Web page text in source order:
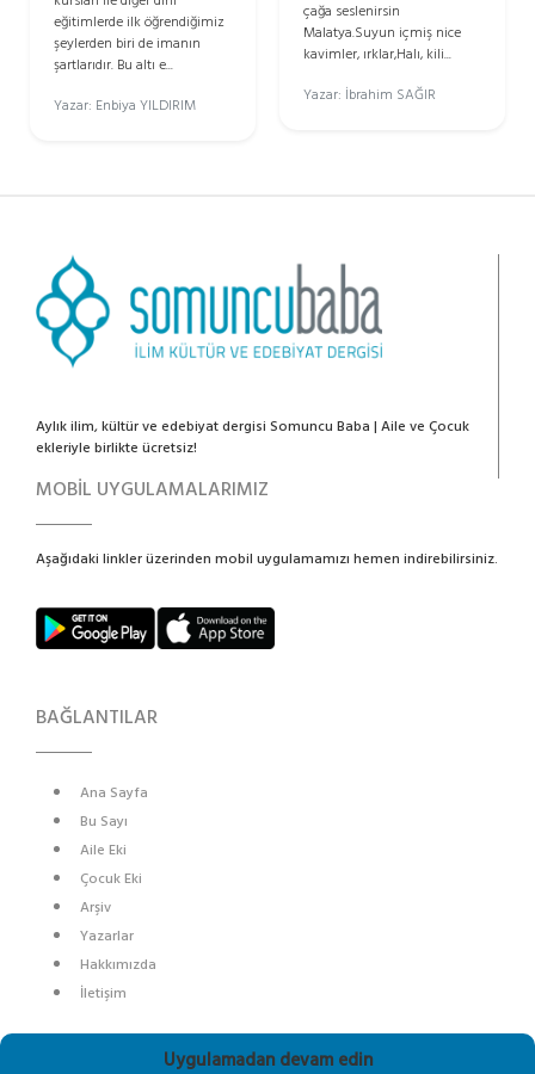
eğitimlerde ilk öğrendiğimiz
şeylerden biri de imanın
şartlarıdır. Bu altı e...
Yazar: Enbiya YILDIRIM
çağa seslenirsin
Malatya.Suyun içmiş nice
kavimler, ırklar,Halı, kili...
Yazar: İbrahim SAĞIR
Aylık ilim, kültür ve edebiyat dergisi Somuncu Baba | Aile ve Çocuk
ekleriyle birlikte ücretsiz!
MOBİL UYGULAMALARIMIZ
Aşağıdaki linkler üzerinden mobil uygulamamızı hemen indirebilirsiniz.
BAĞLANTILAR
Ana Sayfa
Bu Sayı
Aile Eki
Çocuk Eki
Arşiv
Yazarlar
Hakkımızda
İletişim
SOSYAL MEDYA
Uygulamadan devam edin